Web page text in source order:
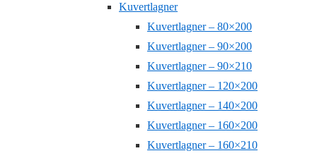
Kuvertlagner
Kuvertlagner – 80×200
Kuvertlagner – 90×200
Kuvertlagner – 90×210
Kuvertlagner – 120×200
Kuvertlagner – 140×200
Kuvertlagner – 160×200
Kuvertlagner – 160×210